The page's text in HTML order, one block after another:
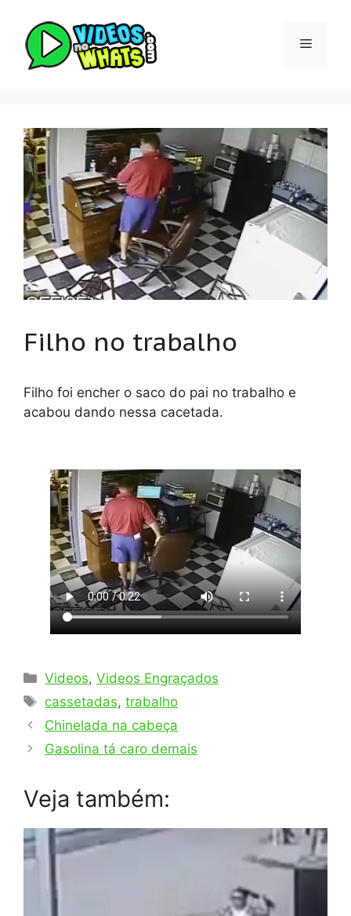
conteúdo
Menu
Filho no trabalho
Filho foi encher o saco do pai no trabalho e
acabou dando nessa cacetada.
Categorias
Videos,Videos Engraçados
Tags
cassetadas,trabalho
Chinelada na cabeça
Gasolina tá caro demais
Veja também: